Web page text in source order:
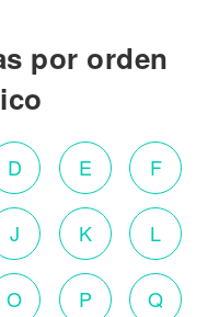
por orden
D E F
J K L
O P Q